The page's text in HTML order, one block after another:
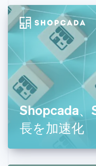
Shopcada
長を加速化
オーストラリア
English
オーストリア
DeutschEnglish
オランダ
Nederlands English
カナダ
English Français
キプロス
English
ギリシア
English
クロアチア
Italiano
ジブラルタル